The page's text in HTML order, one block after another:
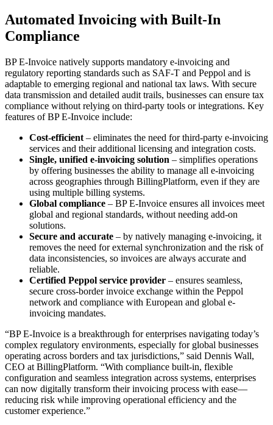
Automated Invoicing with Built-In
Compliance
BP E-Invoice natively supports mandatory e-invoicing and
regulatory reporting standards such as SAF-T and Peppol and is
adaptable to emerging regional and national tax laws. With secure
data transmission and detailed audit trails, businesses can ensure tax
compliance without relying on third-party tools or integrations. Key
features of BP E-Invoice include:
Cost-efficient – eliminates the need for third-party e-invoicing
services and their additional licensing and integration costs.
Single, unified e-invoicing solution – simplifies operations
by offering businesses the ability to manage all e-invoicing
across geographies through BillingPlatform, even if they are
using multiple billing systems.
Global compliance – BP E-Invoice ensures all invoices meet
global and regional standards, without needing add-on
solutions.
Secure and accurate – by natively managing e-invoicing, it
removes the need for external synchronization and the risk of
data inconsistencies, so invoices are always accurate and
reliable.
Certified Peppol service provider – ensures seamless,
secure cross-border invoice exchange within the Peppol
network and compliance with European and global e-
invoicing mandates.
“BP E-Invoice is a breakthrough for enterprises navigating today’s
complex regulatory environments, especially for global businesses
operating across borders and tax jurisdictions,” said Dennis Wall,
CEO at BillingPlatform. “With compliance built-in, flexible
configuration and seamless integration across systems, enterprises
can now digitally transform their invoicing process with ease—
reducing risk while improving operational efficiency and the
customer experience.”